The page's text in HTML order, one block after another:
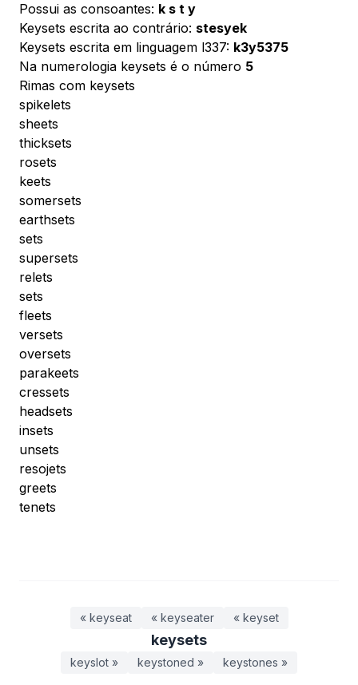
Possui as consoantes: k s t y
Keysets escrita ao contrário: stesyek
Keysets escrita em linguagem l337: k3y5375
Na numerologia keysets é o número 5
Rimas com keysets
spikelets
sheets
thicksets
rosets
keets
somersets
earthsets
sets
supersets
relets
sets
fleets
versets
oversets
parakeets
cressets
headsets
insets
unsets
resojets
greets
tenets
« keyseat « keyseater « keyset
keysets
keyslot » keystoned » keystones »